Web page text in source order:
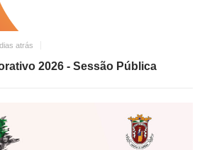
atrás
2026 - Sessão Pública